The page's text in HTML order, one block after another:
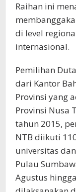
Raihan ini
di level
internasional.
Pemilihan
dari Kantor
Provinsi yang
Provinsi Nusa
tahun 2015,
NTB diikuti
universitas
Pulau
Agustus